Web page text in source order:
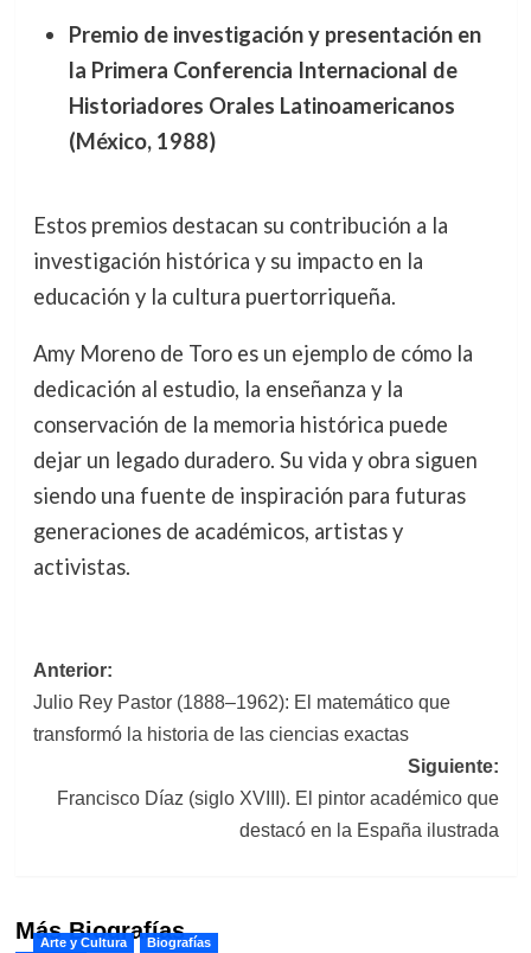
Premio de investigación y presentación en
la Primera Conferencia Internacional de
Historiadores Orales Latinoamericanos
(México, 1988)
Estos premios destacan su contribución a la
investigación histórica y su impacto en la
educación y la cultura puertorriqueña.
Amy Moreno de Toro es un ejemplo de cómo la
dedicación al estudio, la enseñanza y la
conservación de la memoria histórica puede
dejar un legado duradero. Su vida y obra siguen
siendo una fuente de inspiración para futuras
generaciones de académicos, artistas y
activistas.
Navegación
de
Anterior:
Julio Rey Pastor (1888–1962): El matemático que
transformó la historia de las ciencias exactas
Siguiente:
Francisco Díaz (siglo XVIII). El pintor académico que
destacó en la España ilustrada
Más Biografías
Arte y Cultura Biografías